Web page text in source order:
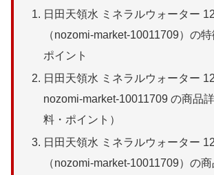
日田天領水 ミネラルウォーター
（nozomi-market-10011709）の
ポイント
日田天領水 ミネラルウォーター
nozomi-market-10011709 の商品
料・ポイント）
日田天領水 ミネラルウォーター
（nozomi-market-10011709）の